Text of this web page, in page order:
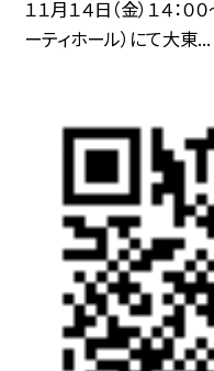
１１月１４日（金）１４：
ーティホール）にて大東...